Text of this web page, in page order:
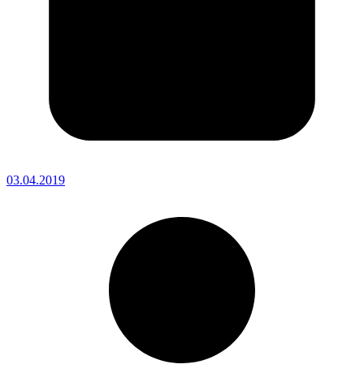
03.04.2019